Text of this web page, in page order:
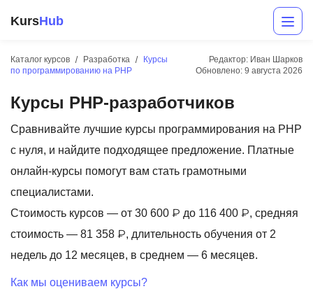
KursHub
Каталог курсов Разработка
Курсы
по программированию на PHP
Редактор: Иван Шарков
Обновлено: 9 августа 2026
Курсы PHP-разработчиков
Сравнивайте лучшие курсы программирования на PHP
с нуля, и найдите подходящее предложение. Платные
онлайн-курсы помогут вам стать грамотными
специалистами.
Стоимость курсов — от 30 600 ₽ до 116 400 ₽, средняя
стоимость — 81 358 ₽, длительность обучения от 2
недель до 12 месяцев, в среднем — 6 месяцев.
Как мы оцениваем курсы?
Разработка
Маркетинг
Аналитика